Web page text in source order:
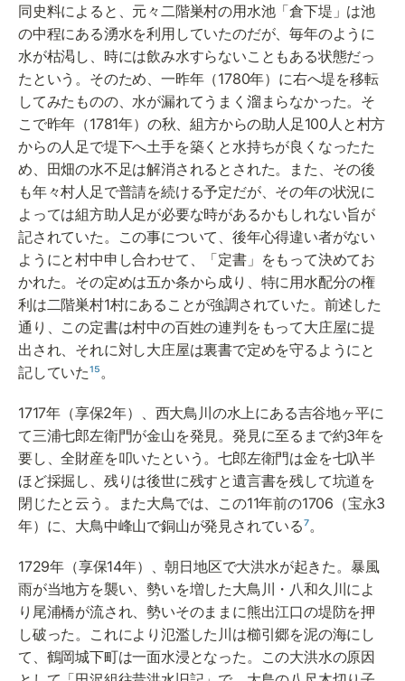
同史料によると、元々二階巣村の用水池「倉下堤」は池
の中程にある湧水を利用していたのだが、毎年のように
水が枯渇し、時には飲み水すらないこともある状態だっ
たという。そのため、一昨年（1780年）に右へ堤を移転
してみたものの、水が漏れてうまく溜まらなかった。そ
こで昨年（1781年）の秋、組方からの助人足100人と村方
からの人足で堤下へ土手を築くと水持ちが良くなったた
め、田畑の水不足は解消されるとされた。また、その後
も年々村人足で普請を続ける予定だが、その年の状況に
よっては組方助人足が必要な時があるかもしれない旨が
記されていた。この事について、後年心得違い者がない
ようにと村中申し合わせて、「定書」をもって決めてお
かれた。その定めは五か条から成り、特に用水配分の権
利は二階巣村1村にあることが強調されていた。前述した
通り、この定書は村中の百姓の連判をもって大庄屋に提
出され、それに対し大庄屋は裏書で定めを守るようにと
記していた¹⁵。
1717年（享保2年）、西大鳥川の水上にある吉谷地ヶ平に
て三浦七郎左衛門が金山を発見。発見に至るまで約3年を
要し、全財産を叩いたという。七郎左衛門は金を七叺半
ほど採掘し、残りは後世に残すと遺言書を残して坑道を
閉じたと云う。また大鳥では、この11年前の1706（宝永3
年）に、大鳥中峰山で銅山が発見されている⁷。
1729年（享保14年）、朝日地区で大洪水が起きた。暴風
雨が当地方を襲い、勢いを増した大鳥川・八和久川によ
り尾浦橋が流され、勢いそのままに熊出江口の堤防を押
し破った。これにより氾濫した川は櫛引郷を泥の海にし
て、鶴岡城下町は一面水浸となった。この大洪水の原因